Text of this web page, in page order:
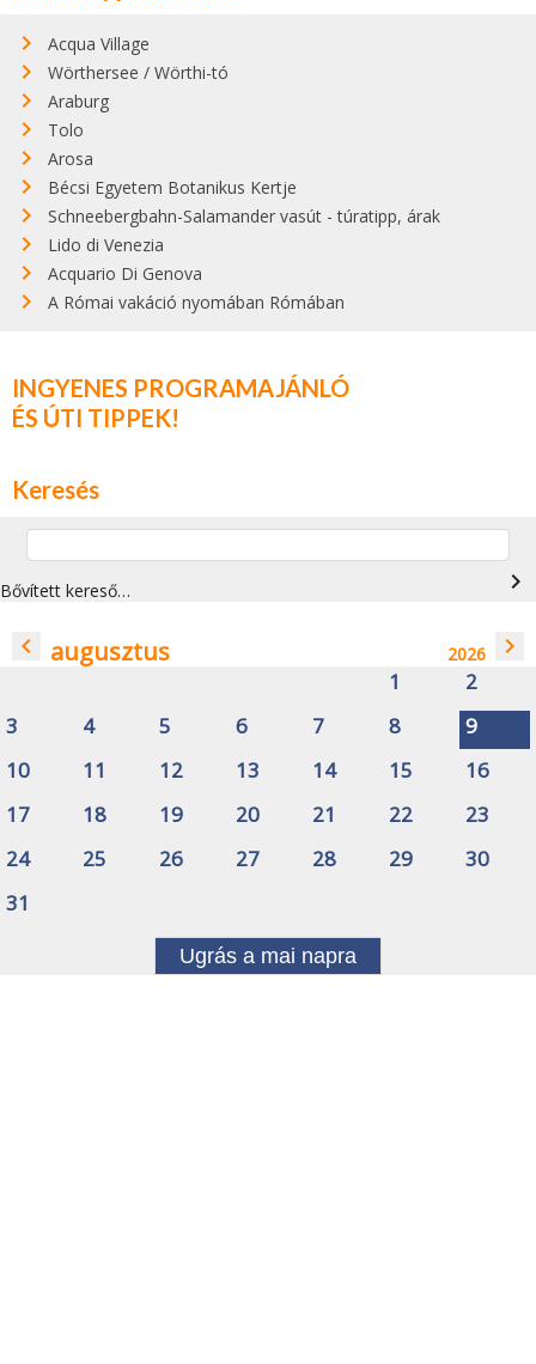
Acqua Village
Wörthersee / Wörthi-tó
Araburg
Tolo
Arosa
Bécsi Egyetem Botanikus Kertje
Schneebergbahn-Salamander vasút - túratipp, árak
Lido di Venezia
Acquario Di Genova
A Római vakáció nyomában Rómában
INGYENES PROGRAMAJÁNLÓ
ÉS ÚTI TIPPEK!
Keresés
Bővített kereső… navigate_next
navigate_before augusztus 2026 navigate_next
1
2
3
4 5 6 7 8
9
10
11 12 13 14 15
16
17
18 19 20 21 22
23
24
25 26 27 28 29
30
31
Ugrás a mai napra